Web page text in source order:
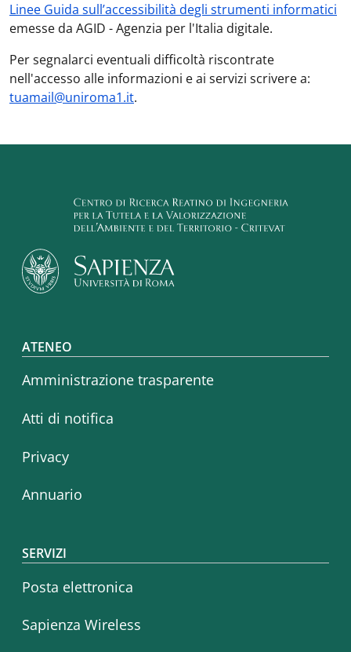
Linee Guida sull’accessibilità degli strumenti informatici
emesse da AGID - Agenzia per l'Italia digitale.
Per segnalarci eventuali difficoltà riscontrate
nell'accesso alle informazioni e ai servizi scrivere a:
tuamail@uniroma1.it.
Footer menu
ATENEO
Amministrazione trasparente
Atti di notifica
Privacy
Annuario
SERVIZI
Posta elettronica
Sapienza Wireless